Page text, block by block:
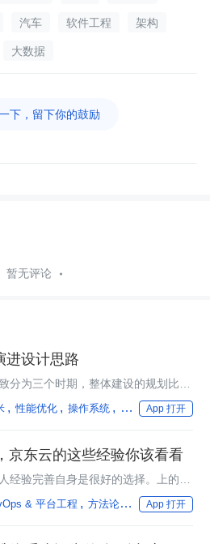
汽车 软件工程 架构
大数据
下，留下你的鼓励
暂无评论
进设计思路
分为三个时期，整体建设的规划比较
绍了小米自动化运维平台的演进思
性能优化 操作系统 编程语言 框架
App 打开
京东云的这些经验你该看看
经验完善自身是很好的选择。上的经
的影响，定义出“高效的组织？
& 平台工程 方法论 京东 性能优化
App 打开